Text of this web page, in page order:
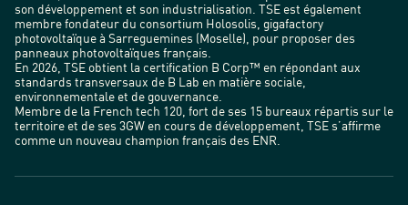
son développement et son industrialisation. TSE est également
membre fondateur du consortium Holosolis, gigafactory
photovoltaïque à Sarreguemines (Moselle), pour proposer des
panneaux photovoltaïques français.
En 2026, TSE obtient la certification B Corp™ en répondant aux
standards transversaux de B Lab en matière sociale,
environnementale et de gouvernance.
Membre de la French tech 120, fort de ses 15 bureaux répartis sur le
territoire et de ses 3GW en cours de développement, TSE s’affirme
comme un nouveau champion français des ENR.